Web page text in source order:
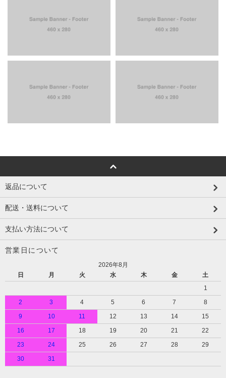
返品について
配送・送料について
支払い方法について
営業日について
2026年8月
日
月 火 水 木 金
土
1
2
3 4 5 6 7
8
9
10 11 12 13 14
15
16
17 18 19 20 21
22
23
24 25 26 27 28
29
30
31